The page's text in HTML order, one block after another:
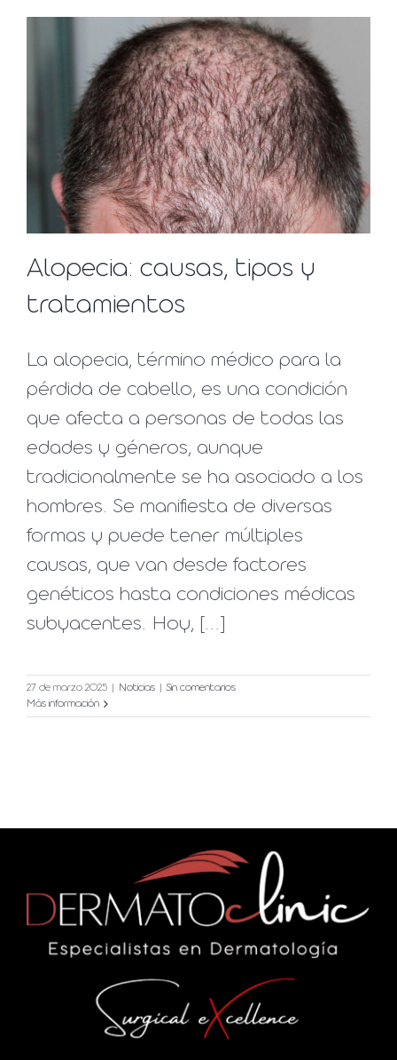
Alopecia: causas, tipos y
tratamientos
La alopecia, término médico para la
pérdida de cabello, es una condición
que afecta a personas de todas las
edades y géneros, aunque
tradicionalmente se ha asociado a los
hombres. Se manifiesta de diversas
formas y puede tener múltiples
causas, que van desde factores
genéticos hasta condiciones médicas
subyacentes. Hoy, [...]
27 de marzo 2025 Noticias
Sin comentarios
Más información